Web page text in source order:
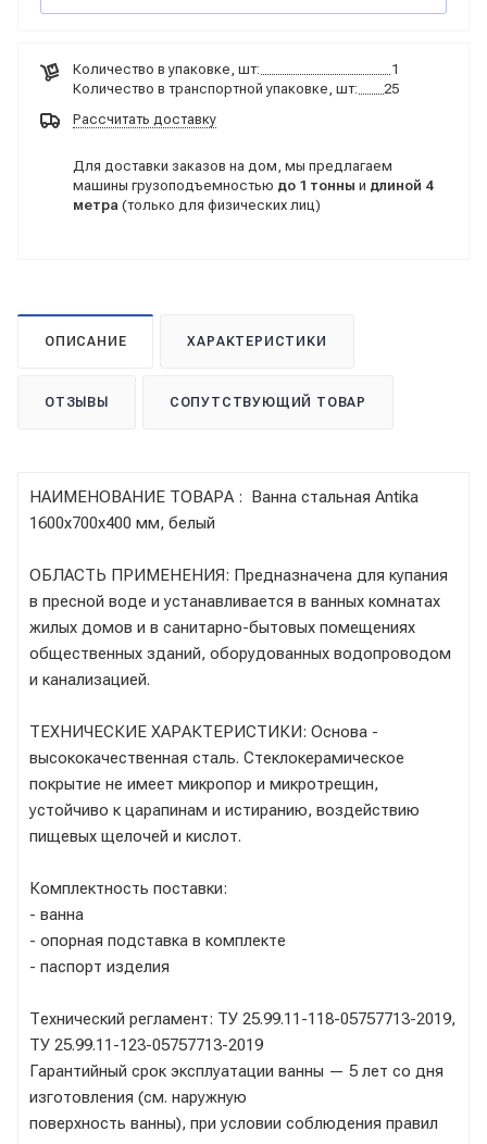
Количество в упаковке, шт:
1
Количество в транспортной упаковке, шт:
25
Рассчитать доставку
Для доставки заказов на дом, мы предлагаем
машины грузоподъемностью до 1 тонны и длиной 4
метра (только для физических лиц)
ОПИСАНИЕ ХАРАКТЕРИСТИКИ
ОТЗЫВЫ СОПУТСТВУЮЩИЙ ТОВАР
НАИМЕНОВАНИЕ ТОВАРА : Ванна стальная Antika
1600x700x400 мм, белый
ОБЛАСТЬ ПРИМЕНЕНИЯ: Предназначена для купания
в пресной воде и устанавливается в ванных комнатах
жилых домов и в санитарно-бытовых помещениях
общественных зданий, оборудованных водопроводом
и канализацией.
ТЕХНИЧЕСКИЕ ХАРАКТЕРИСТИКИ: Основа -
высококачественная сталь. Стеклокерамическое
покрытие не имеет микропор и микротрещин,
устойчиво к царапинам и истиранию, воздействию
пищевых щелочей и кислот.
Комплектность поставки:
- ванна
- опорная подставка в комплекте
- паспорт изделия
Технический регламент: ТУ 25.99.11-118-05757713-2019,
ТУ 25.99.11-123-05757713-2019
Гарантийный срок эксплуатации ванны — 5 лет со дня
изготовления (см. наружную
поверхность ванны), при условии соблюдения правил